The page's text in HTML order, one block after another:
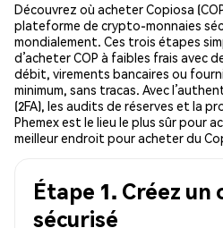
Découvrez où acheter Copiosa
plateforme de crypto-monnaies
mondialement. Ces trois étapes
d’acheter COP à faibles frais avec
débit, virements bancaires ou
minimum, sans tracas. Avec
(2FA), les audits de réserves et la
Phemex est le lieu le plus sûr pour
meilleur endroit pour acheter du
Étape 1. Créez un
sécurisé